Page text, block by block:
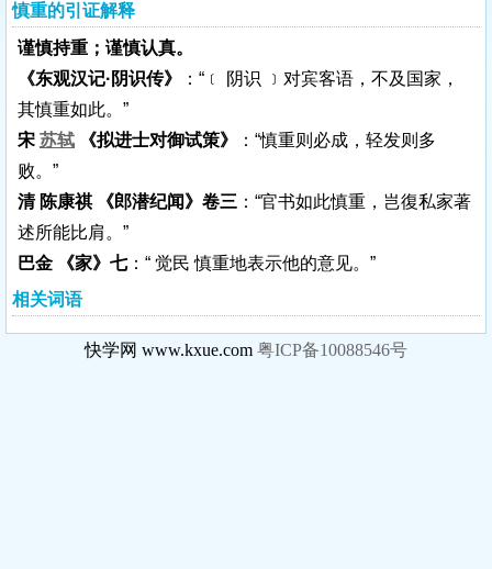
慎重的引证解释
谨慎持重；谨慎认真。
《东观汉记·阴识传》
：“﹝ 阴识 ﹞对宾客语，不及国家，
其慎重如此。”
宋 苏轼 《拟进士对御试策》
：“慎重则必成，轻发则多
败。”
清 陈康祺 《郎潜纪闻》卷三 ：“官书如此慎重，岂復私家著
述所能比肩。”
巴金 《家》七：“ 觉民 慎重地表示他的意见。”
相关词语
快学网 www.kxue.com 粤ICP备10088546号